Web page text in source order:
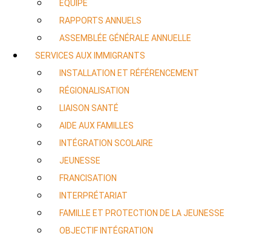
ÉQUIPE
RAPPORTS ANNUELS
ASSEMBLÉE GÉNÉRALE ANNUELLE
SERVICES AUX IMMIGRANTS
INSTALLATION ET RÉFÉRENCEMENT
RÉGIONALISATION
LIAISON SANTÉ
AIDE AUX FAMILLES
INTÉGRATION SCOLAIRE
JEUNESSE
FRANCISATION
INTERPRÉTARIAT
FAMILLE ET PROTECTION DE LA JEUNESSE
OBJECTIF INTÉGRATION